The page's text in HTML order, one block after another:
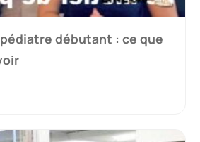
pédiatre débutant : ce que